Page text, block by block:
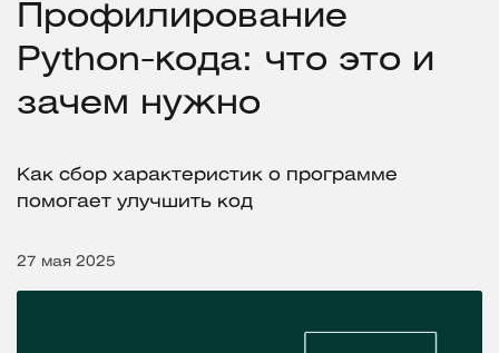
Профилирование
Python-кода: что это и
зачем нужно
Как сбор характеристик о программе
помогает улучшить код
27 мая 2025